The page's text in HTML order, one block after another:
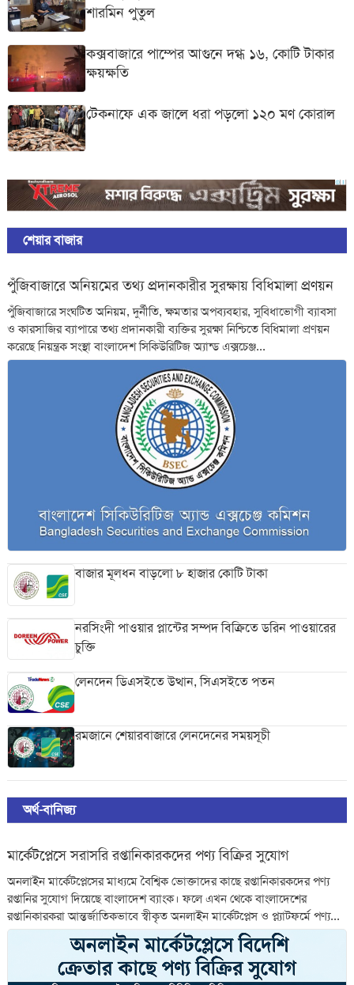
শারমিন পুতুল
কক্সবাজারে পাম্পের আগুনে দগ্ধ ১৬, কোটি টাকার
ক্ষয়ক্ষতি
টেকনাফে এক জালে ধরা পড়লো ১২০ মণ কোরাল
শেয়ার বাজার
পুঁজিবাজারে অনিয়মের তথ্য প্রদানকারীর সুরক্ষায় বিধিমালা প্রণয়ন
পুঁজিবাজারে সংঘটিত অনিয়ম, দুর্নীতি, ক্ষমতার অপব্যবহার, সুবিধাভোগী ব্যাবসা
ও কারসাজির ব্যাপারে তথ্য প্রদানকারী ব্যক্তির সুরক্ষা নিশ্চিতে বিধিমালা প্রণয়ন
করেছে নিয়ন্ত্রক সংস্থা বাংলাদেশ সিকিউরিটিজ অ্যান্ড এক্সচেঞ্জ...
বাজার মূলধন বাড়লো ৮ হাজার কোটি টাকা
নরসিংদী পাওয়ার প্লান্টের সম্পদ বিক্রিতে ডরিন পাওয়ারের
চুক্তি
লেনদেন ডিএসইতে উত্থান, সিএসইতে পতন
রমজানে শেয়ারবাজারে লেনদেনের সময়সূচী
অর্থ-বানিজ্য
মার্কেটপ্লেসে সরাসরি রপ্তানিকারকদের পণ্য বিক্রির সুযোগ
অনলাইন মার্কেটপ্লেসের মাধ্যমে বৈশ্বিক ভোক্তাদের কাছে রপ্তানিকারকদের পণ্য
রপ্তানির সুযোগ দিয়েছে বাংলাদেশ ব্যাংক। ফলে এখন থেকে বাংলাদেশের
রপ্তানিকারকরা আন্তর্জাতিকভাবে স্বীকৃত অনলাইন মার্কেটপ্লেস ও প্ল্যাটফর্মে পণ্য...